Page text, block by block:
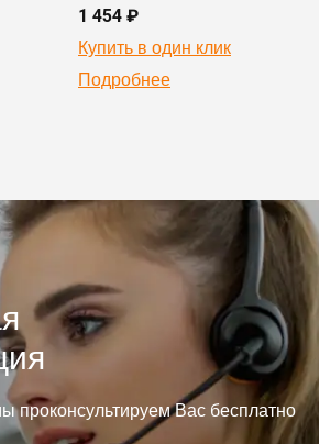
1 454 ₽
Купить в один клик
Подробнее
проконсультируем Вас бесплатно